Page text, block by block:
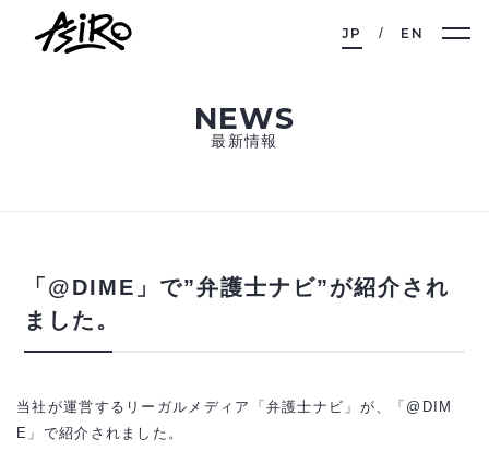
JP EN
NEWS
最新情報
「@DIME」で”弁護士ナビ”が紹介され
ました。
当社が運営するリーガルメディア「弁護士ナビ」が、「@DIM
E」で紹介されました。